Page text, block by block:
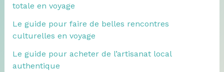
totale en voyage
Le guide pour faire de belles rencontres
culturelles en voyage
Le guide pour acheter de l’artisanat local
authentique